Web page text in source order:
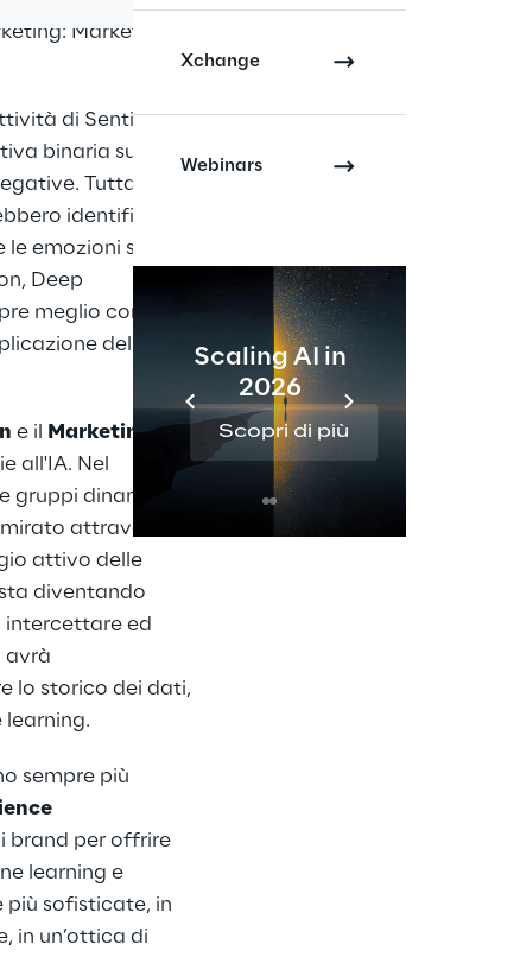
Xchange
Webinars
Scaling AI in
2026
Scopri di più
Marketing
di Sentiment
binaria sulla
Tuttavia,
identificare
emozioni su
Deep
meglio come
dell'IA,
e il
Marketing
all'IA. Nel
gruppi dinamici e
attraverso
attivo delle
diventando
intercettare ed
avrà
lo storico dei dati,
learning.
sempre più
brand per offrire
learning e
più sofisticate, in
in un’ottica di